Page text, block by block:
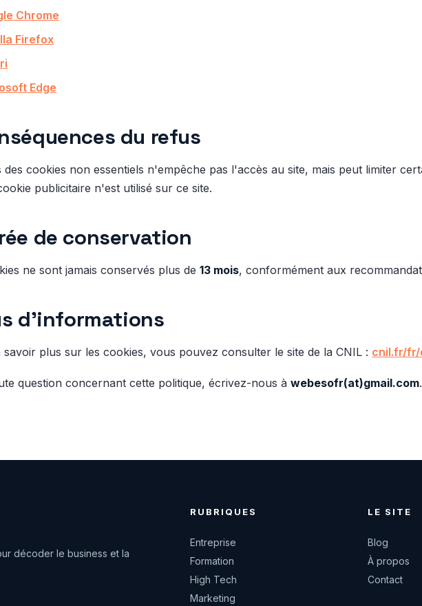
Chrome
Firefox
Edge
du refus
des cookies non essentiels n'empêche pas l'accès au site, mais peut limiter
publicitaire n'est utilisé sur ce site.
de conservation
ne sont jamais conservés plus de 13 mois, conformément aux
d'informations
savoir plus sur les cookies, vous pouvez consulter le site de la CNIL : cnil.fr/
question concernant cette politique, écrivez-nous à webesofr(at)gmail.com.
décoder le business et la
RUBRIQUES
Entreprise
Formation
High Tech
Marketing
LE SITE
Blog
À propos
Contact